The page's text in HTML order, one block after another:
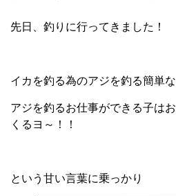
先日、釣りに行ってきました！
イカを釣る為のアジを釣る簡単
アジを釣るお仕事ができる子は
くるヨ～！！
という甘い言葉に乗っかり